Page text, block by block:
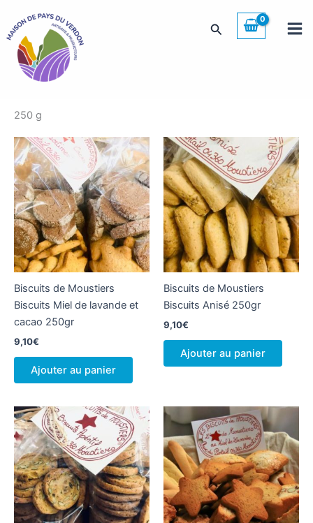
contenu
Rechercher
250 g
Biscuits de Moustiers
Biscuits Miel de lavande et
cacao 250gr
9,10€
Ajouter au panier
Biscuits de Moustiers
Biscuits Anisé 250gr
9,10€
Ajouter au panier